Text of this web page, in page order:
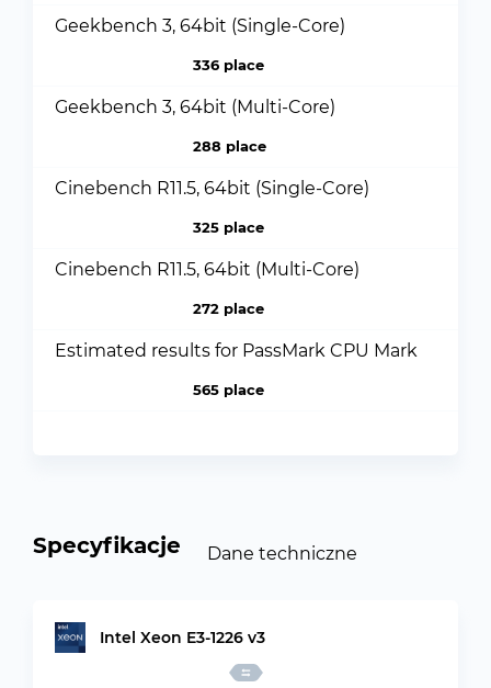
Geekbench 3, 64bit (Single-Core)
336 place
Geekbench 3, 64bit (Multi-Core)
288 place
Cinebench R11.5, 64bit (Single-Core)
325 place
Cinebench R11.5, 64bit (Multi-Core)
272 place
Estimated results for PassMark CPU Mark
565 place
Specyfikacje Dane techniczne
Intel Xeon E3-1226 v3